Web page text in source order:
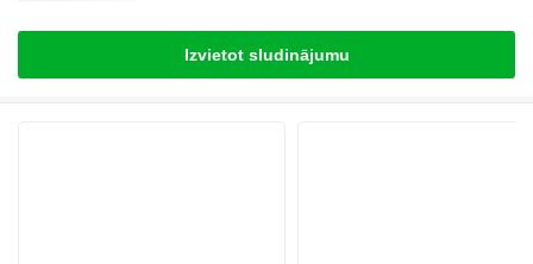
Izvietot sludinājumu